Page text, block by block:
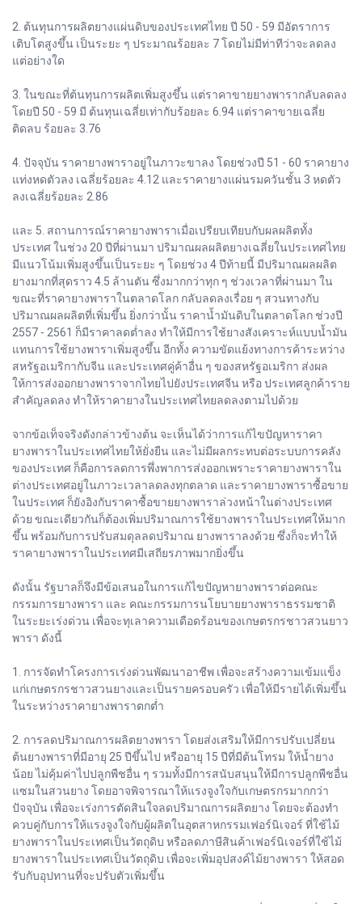
2. ต้นทุนการผลิตยางแผ่นดิบของประเทศไทย ปี 50 - 59 มีอัตราการ
เติบโตสูงขึ้น เป็นระยะ ๆ ประมาณร้อยละ 7 โดยไม่มีท่าทีว่าจะลดลง
แต่อย่างใด
3. ในขณะที่ต้นทุนการผลิตเพิ่มสูงขึ้น แต่ราคาขายยางพารากลับลดลง
โดยปี 50 - 59 มี ต้นทุนเฉลี่ยเท่ากับร้อยละ 6.94 แต่ราคาขายเฉลี่ย
ติดลบ ร้อยละ 3.76
4. ปัจจุบัน ราคายางพาราอยู่ในภาวะขาลง โดยช่วงปี 51 - 60 ราคายาง
แท่งหดตัวลง เฉลี่ยร้อยละ 4.12 และราคายางแผ่นรมควันชั้น 3 หดตัว
ลงเฉลี่ยร้อยละ 2.86
และ 5. สถานการณ์ราคายางพาราเมื่อเปรียบเทียบกับผลผลิตทั้ง
ประเทศ ในช่วง 20 ปีที่ผ่านมา ปริมาณผลผลิตยางเฉลี่ยในประเทศไทย
มีแนวโน้มเพิ่มสูงขึ้นเป็นระยะ ๆ โดยช่วง 4 ปีท้ายนี้ มีปริมาณผลผลิต
ยางมากที่สุดราว 4.5 ล้านตัน ซึ่งมากกว่าทุก ๆ ช่วงเวลาที่ผ่านมา ใน
ขณะที่ราคายางพาราในตลาดโลก กลับลดลงเรื่อย ๆ สวนทางกับ
ปริมาณผลผลิตที่เพิ่มขึ้น ยิ่งกว่านั้น ราคาน้ำมันดิบในตลาดโลก ช่วงปี
2557 - 2561 ก็มีราคาลดต่ำลง ทำให้มีการใช้ยางสังเคราะห์แบบน้ำมัน
แทนการใช้ยางพาราเพิ่มสูงขึ้น อีกทั้ง ความขัดแย้งทางการค้าระหว่าง
สหรัฐอเมริกากับจีน และประเทศคู่ค้าอื่น ๆ ของสหรัฐอเมริกา ส่งผล
ให้การส่งออกยางพาราจากไทยไปยังประเทศจีน หรือ ประเทศลูกค้าราย
สำคัญลดลง ทำให้ราคายางในประเทศไทยลดลงตามไปด้วย
จากข้อเท็จจริงดังกล่าวข้างต้น จะเห็นได้ว่าการแก้ไขปัญหาราคา
ยางพาราในประเทศไทยให้ยั่งยืน และไม่มีผลกระทบต่อระบบการคลัง
ของประเทศ ก็คือการลดการพึ่งพาการส่งออกเพราะราคายางพาราใน
ต่างประเทศอยู่ในภาวะเวลาลดลงทุกตลาด และราคายางพาราซื้อขาย
ในประเทศ ก็ยังอิงกับราคาซื้อขายยางพาราล่วงหน้าในต่างประเทศ
ด้วย ขณะเดียวกันก็ต้องเพิ่มปริมาณการใช้ยางพาราในประเทศให้มาก
ขึ้น พร้อมกับการปรับสมดุลลดปริมาณ ยางพาราลงด้วย ซึ่งก็จะทำให้
ราคายางพาราในประเทศมีเสถียรภาพมากยิ่งขึ้น
ดังนั้น รัฐบาลก็จึงมีข้อเสนอในการแก้ไขปัญหายางพาราต่อคณะ
กรรมการยางพารา และ คณะกรรมการนโยบายยางพาราธรรมชาติ
ในระยะเร่งด่วน เพื่อจะทุเลาความเดือดร้อนของเกษตรกรชาวสวนยาว
พารา ดังนี้
1. การจัดทำโครงการเร่งด่วนพัฒนาอาชีพ เพื่อจะสร้างความเข้มแข็ง
แก่เกษตรกรชาวสวนยางและเป็นรายครอบครัว เพื่อให้มีรายได้เพิ่มขึ้น
ในระหว่างราคายางพาราตกต่ำ
2. การลดปริมาณการผลิตยางพารา โดยส่งเสริมให้มีการปรับเปลี่ยน
ต้นยางพาราที่มีอายุ 25 ปีขึ้นไป หรืออายุ 15 ปีที่มีต้นโทรม ให้น้ำยาง
น้อย ไม่คุ้มค่าไปปลูกพืชอื่น ๆ รวมทั้งมีการสนับสนุนให้มีการปลูกพืชอื่น
แซมในสวนยาง โดยอาจพิจารณาให้แรงจูงใจกับเกษตรกรมากกว่า
ปัจจุบัน เพื่อจะเร่งการตัดสินใจลดปริมาณการผลิตยาง โดยจะต้องทำ
ควบคู่กับการให้แรงจูงใจกับผู้ผลิตในอุตสาหกรรมเฟอร์นิเจอร์ ที่ใช้ไม้
ยางพาราในประเทศเป็นวัตถุดิบ หรือลดภาษีสินค้าเฟอร์นิเจอร์ที่ใช้ไม้
ยางพาราในประเทศเป็นวัตถุดิบ เพื่อจะเพิ่มอุปสงค์ไม้ยางพารา ให้สอด
รับกับอุปทานที่จะปรับตัวเพิ่มขึ้น